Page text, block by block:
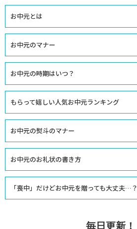
お中元とは
お中元のマナー
お中元の時期はいつ？
もらって嬉しい人気お中元ランキング
お中元の熨斗のマナー
お中元のお礼状の書き方
「喪中」だけどお中元を贈っても大丈夫…？
毎日更新！